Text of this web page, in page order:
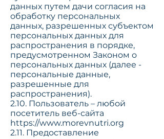
данных путем дачи согласия на
обработку персональных
данных, разрешенных субъектом
персональных данных для
распространения в порядке,
предусмотренном Законом о
персональных данных (далее -
персональные данные,
разрешенные для
распространения).
2.10. Пользователь – любой
посетитель веб-сайта
https://www.morevnutri.org
2.11. Предоставление